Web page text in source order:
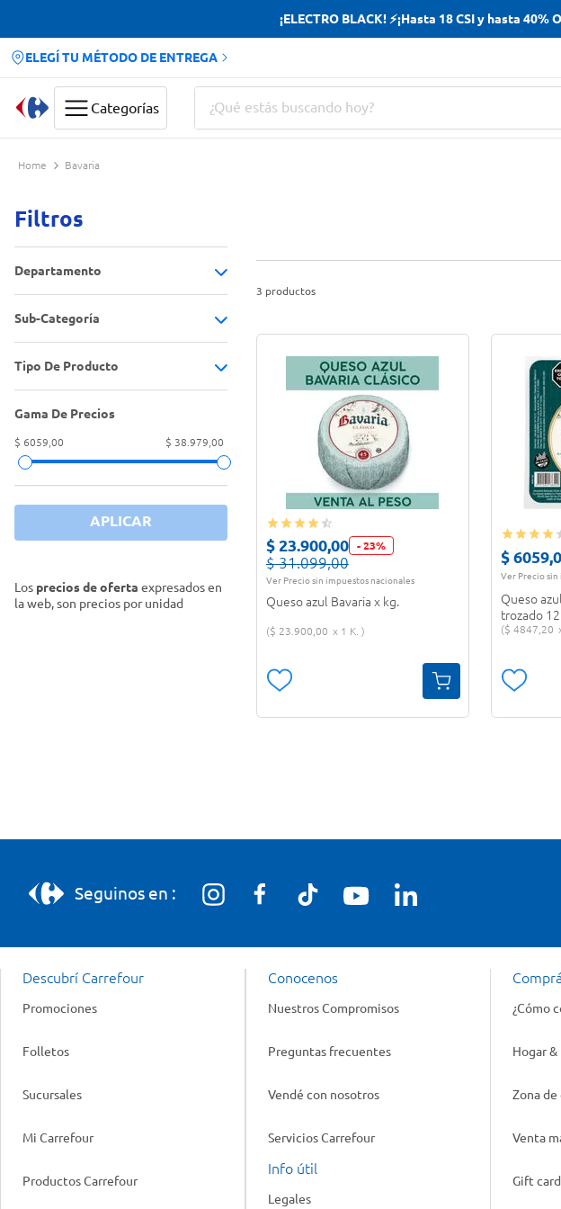
¡ELECTRO BLACK! ⚡¡Hasta 18 CSI y hasta
ELEGÍ TU MÉTODO DE ENTREGA
Categorías
¿Qué estás buscando hoy?
Bavaria
Filtros
Departamento
Lácteos y productos frescos
Sub-Categoría
Quesos duros y semi duros
Quesos especiales
Tipo De Producto
Queso azul(3
Gama De Precios
$ 6059,00 $ 38.979,00
APLICAR
Los precios de oferta expresados en
la web, son precios por unidad
3 productos
$ 23.900,00 - 23%
$ 31.099,00
Ver Precio sin impuestos nacionales
Queso azul Bavaria x kg.
$ 23.900,00 1 K.
$ 6059,
Ver Precio sin
Queso
trozado
$ 4847,20
Seguinos en :
Descubrí Carrefour
Promociones
Folletos
Sucursales
Mi Carrefour
Productos Carrefour
Conocenos
Nuestros Compromisos
Preguntas frecuentes
Vendé con nosotros
Servicios Carrefour
Info útil
Legales
¿Cómo
Hogar
Zona
Venta
Gift
Términos más buscados
Cerveza